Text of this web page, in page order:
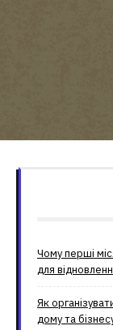
Чому перші
для
Як
дому та